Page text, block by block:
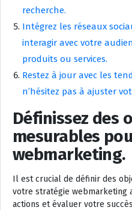
recherche.
Intégrez les réseaux
interagir avec votre
produits ou services.
Restez à jour avec les
n’hésitez pas à ajuster
Définissez des
mesurables
webmarketing.
Il est crucial de définir des
votre stratégie webmarketing
actions et évaluer votre